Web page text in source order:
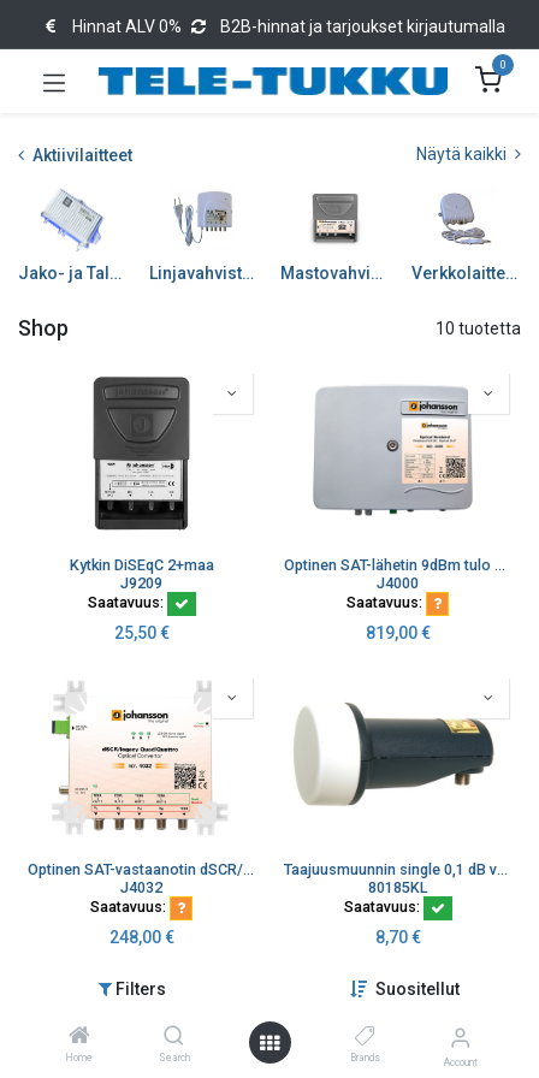
Filters Suositellut
Home Search Brands Account
Hinnat ALV 0% B2B-hinnat ja tarjoukset kirjautumalla
0
Aktiivilaitteet Näytä kaikki
Jako- ja Talovahvistimet Linjavahvistimet Mastovahvistimet Verkkolaitteet/Jän. syöt
Shop 10 tuotetta
Kytkin DiSEqC 2+maa
J9209
Saatavuus:
25,50€
Optinen SAT-lähetin 9dBm tulo V+H, lähtö 1310/1330nm
J4000
Saatavuus:
819,00€
Optinen SAT-vastaanotin dSCR/Quad/Quattro konvertteri
J4032
Saatavuus:
248,00€
Taajuusmuunnin single 0,1 dB vahvistus 57 dB
80185KL
Saatavuus:
8,70€